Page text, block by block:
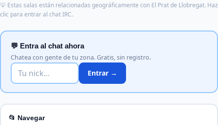
💡 Estas salas están relacionadas geográficamente con El Prat de Llobregat. Haz
clic para entrar al chat IRC.
💬 Entra al chat ahora
Chatea con gente de tu zona. Gratis, sin registro.
Entrar →
📂 Navegar